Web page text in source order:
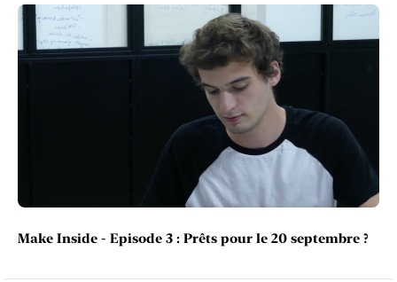
Make Inside - Episode 3 : Prêts pour le 20 septembre ?